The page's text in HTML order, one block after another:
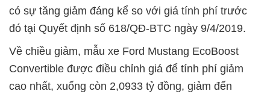
có sự tăng giảm đáng kể so với giá tính phí trước
đó tại Quyết định số 618/QĐ-BTC ngày 9/4/2019.
Về chiều giảm, mẫu xe Ford Mustang EcoBoost
Convertible được điều chỉnh giá để tính phí giảm
cao nhất, xuống còn 2,0933 tỷ đồng, giảm đến